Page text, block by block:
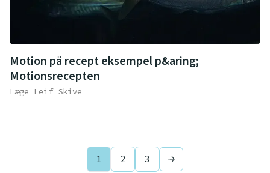
Motion på recept eksempel p&aring;
Motionsrecepten
Læge Leif Skive
1 2 3 Next page